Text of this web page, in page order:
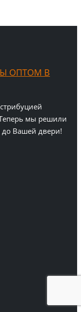
ОПТОМ В
мы решили
до Вашей двери!